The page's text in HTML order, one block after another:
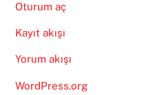
Oturum aç
Kayıt akışı
Yorum akışı
WordPress.org